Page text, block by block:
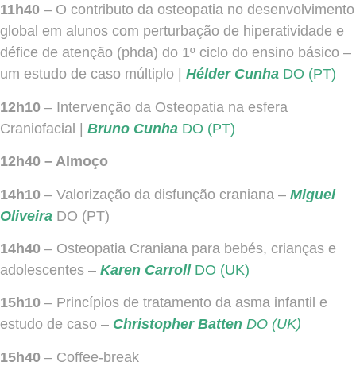
11h40 – O contributo da osteopatia no desenvolvimento
global em alunos com perturbação de hiperatividade e
défice de atenção (phda) do 1º ciclo do ensino básico –
um estudo de caso múltiplo | Hélder Cunha DO (PT)
12h10 – Intervenção da Osteopatia na esfera
Craniofacial | Bruno Cunha DO (PT)
12h40 – Almoço
14h10 – Valorização da disfunção craniana – Miguel
Oliveira DO (PT)
14h40 – Osteopatia Craniana para bebés, crianças e
adolescentes – Karen CarrollDO (UK)
15h10 – Princípios de tratamento da asma infantil e
estudo de caso – Christopher Batten DO (UK)
15h40 – Coffee-break